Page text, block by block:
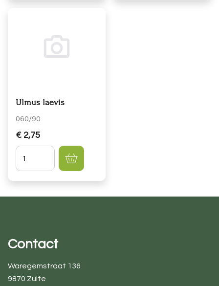
Ulmus laevis
060/90
€ 2,75
Hoeveelheid
Contact
Waregemstraat 136
9870 Zulte